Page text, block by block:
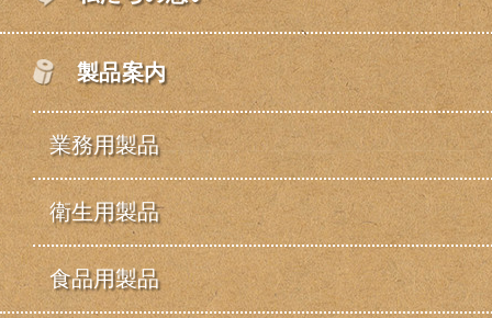
製品案内
業務用製品
衛生用製品
食品用製品